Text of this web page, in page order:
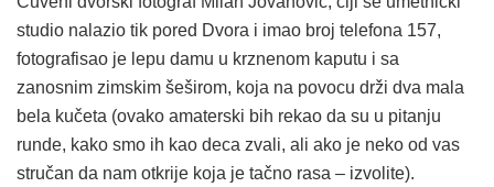
studio nalazio tik pored Dvora i imao broj telefona 157,
fotografisao je lepu damu u krznenom kaputu i sa
zanosnim zimskim šeširom, koja na povocu drži dva mala
bela kučeta (ovako amaterski bih rekao da su u pitanju
runde, kako smo ih kao deca zvali, ali ako je neko od vas
stručan da nam otkrije koja je tačno rasa – izvolite).